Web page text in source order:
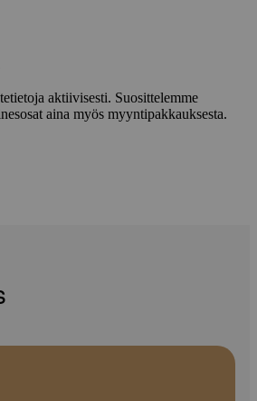
aktiivisesti. Suosittelemme
aina myös myyntipakkauksesta.